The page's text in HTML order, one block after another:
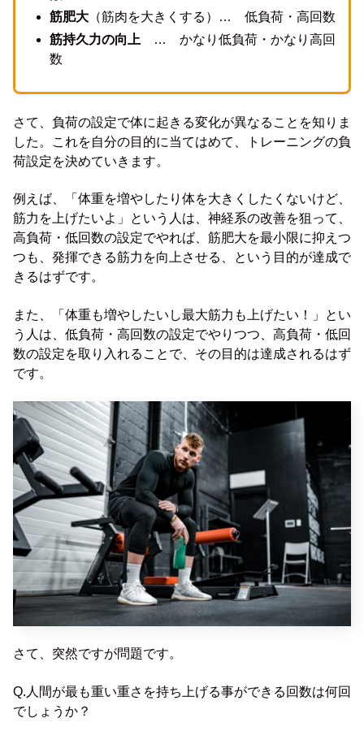
筋肥大（筋肉を大きくする）… 低負荷・高回数
筋持久力の向上 … かなり低負荷・かなり高回
数
さて、負荷の設定で体に起きる変化が異なることを知りま
した。これを自分の目的に当てはめて、トレーニングの負
荷設定を決めていきます。
例えば、「体重を増やしたり体を大きくしたくないけど、
筋力を上げたいよ」という人は、神経系の改善を狙って、
高負荷・低回数の設定でやれば、筋肥大を最小限に抑えつ
つも、発揮できる筋力を向上させる、という目的が達成で
きるはずです。
また、「体重も増やしたいし最大筋力も上げたい！」とい
う人は、低負荷・高回数の設定でやりつつ、高負荷・低回
数の設定を取り入れることで、その目的は達成されるはず
です。
さて、突然ですが問題です。
Q.人間が最も重い重さを持ち上げる事ができる回数は何回
でしょうか？